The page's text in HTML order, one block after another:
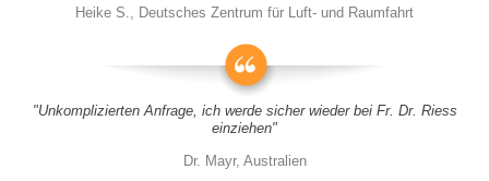
Heike S., Deutsches Zentrum für Luft- und Raumfahrt
"Unkomplizierten Anfrage, ich werde sicher wieder bei Fr. Dr. Riess
einziehen"
Dr. Mayr, Australien